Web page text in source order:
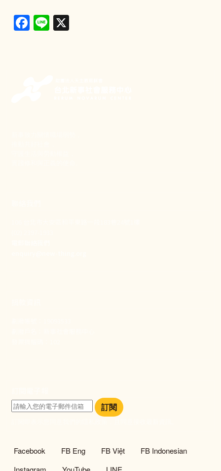
Facebook
Line
訂閱
社群選單
Facebook FB Eng FB Việt
FB Indonesian